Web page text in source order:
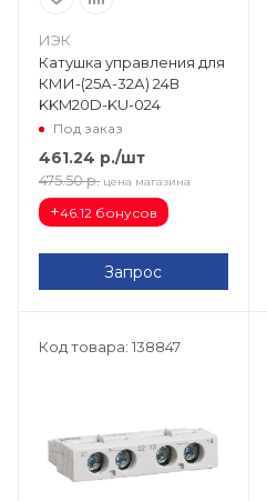
ИЭК
Катушка управления для
КМИ-(25А-32А) 24В
KKM20D-KU-024
Под заказ
461.24 р./шт
475.50 р. цена магазина
+46.12 бонусов
Запрос
Код товара: 138847